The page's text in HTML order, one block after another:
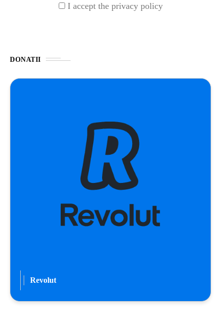
I accept the privacy policy
DONATII
Revolut
1 year ago
2 years ago
Espressor paduri Senseo blocat?Afla cum îl
poti debloca
1 year ago
Ai simțit vreodată deja-vu? Află de ce se